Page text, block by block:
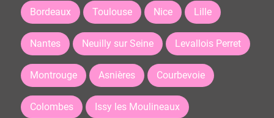
Bordeaux Toulouse Nice Lille
Nantes Neuilly sur Seine Levallois Perret
Montrouge Asnières Courbevoie
Colombes Issy les Moulineaux